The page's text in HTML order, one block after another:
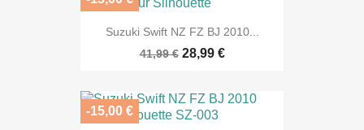
Suzuki Swift NZ FZ BJ 2010...
41,99 € 28,99 €
-15,00 €